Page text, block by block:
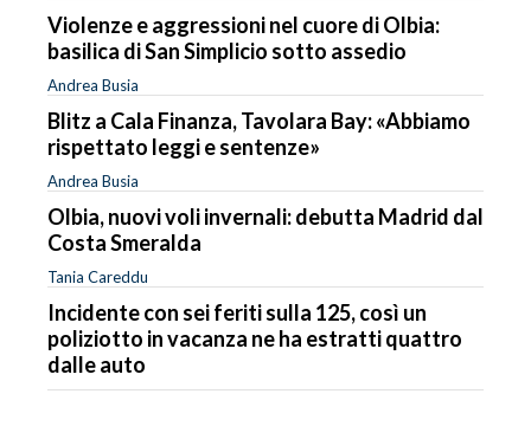
Violenze e aggressioni nel cuore di Olbia:
basilica di San Simplicio sotto assedio
Andrea Busia
Blitz a Cala Finanza, Tavolara Bay: «Abbiamo
rispettato leggi e sentenze»
Andrea Busia
Olbia, nuovi voli invernali: debutta Madrid dal
Costa Smeralda
Tania Careddu
Incidente con sei feriti sulla 125, così un
poliziotto in vacanza ne ha estratti quattro
dalle auto